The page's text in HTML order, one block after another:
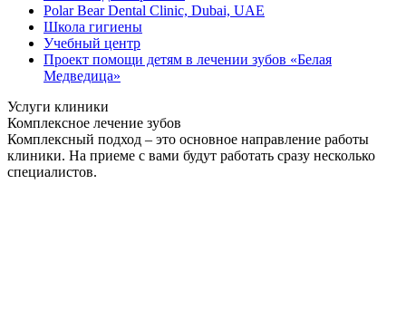
Polar Bear Dental Clinic, Dubai, UAE
Школа гигиены
Учебный центр
Проект помощи детям в лечении зубов «Белая
Медведица»
Услуги клиники
Комплексное лечение зубов
Комплексный подход – это основное направление работы
клиники. На приеме с вами будут работать сразу несколько
специалистов.